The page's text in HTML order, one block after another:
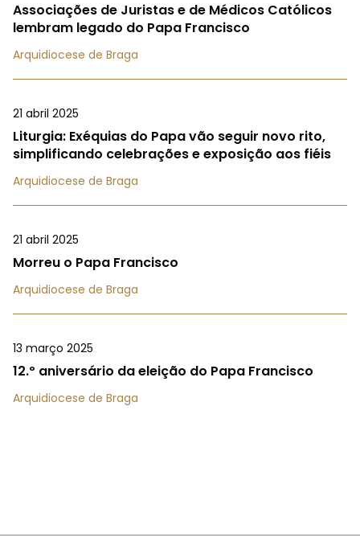
Associações de Juristas e de Médicos Católicos
lembram legado do Papa Francisco
Arquidiocese de Braga
21 abril 2025
Liturgia: Exéquias do Papa vão seguir novo rito,
simplificando celebrações e exposição aos fiéis
Arquidiocese de Braga
21 abril 2025
Morreu o Papa Francisco
Arquidiocese de Braga
13 março 2025
12.º aniversário da eleição do Papa Francisco
Arquidiocese de Braga